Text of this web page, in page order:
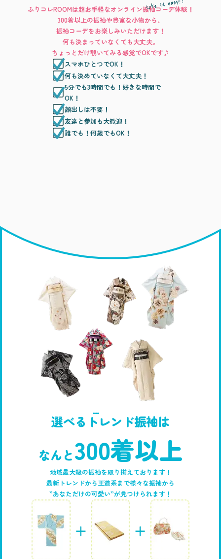
ふりコレROOMは超お手軽なオンライン振袖コーデ体験！
300着以上の振袖や豊富な小物から、
振袖コーデをお楽しみいただけます！
何も決まっていなくても大丈夫。
ちょっとだけ覗いてみる感覚でOKです♪
スマホひとつでOK！
何も決めていなくて大丈夫！
5分でも3時間でも！好きな時間で
OK！
顔出しは不要！
友達と参加も大歓迎！
誰でも！何歳でもOK！
選べるトレンド振袖は
なんと300着以上
地域最大級の振袖を取り揃えております！
最新トレンドから王道系まで様々な振袖から
”あなただけの可愛い”が見つけられます！